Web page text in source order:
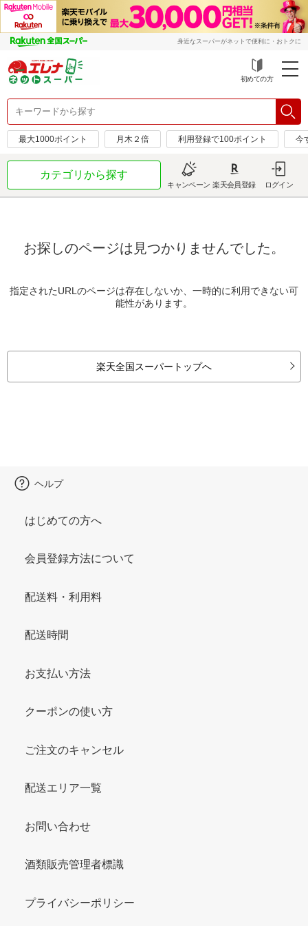
身近なスーパーがネットで便利に・おトクに
初めての方
最大1000ポイント 月木２倍 利用登録で100ポイント 今
カテゴリから探す
キャンペーン 楽天会員登録 ログイン
お探しのページは見つかりませんでした。
指定されたURLのページは存在しないか、一時的に利用できない可
能性があります。
楽天全国スーパートップへ
ヘルプ
はじめての方へ
会員登録方法について
配送料・利用料
配送時間
お支払い方法
クーポンの使い方
ご注文のキャンセル
配送エリア一覧
お問い合わせ
酒類販売管理者標識
プライバシーポリシー